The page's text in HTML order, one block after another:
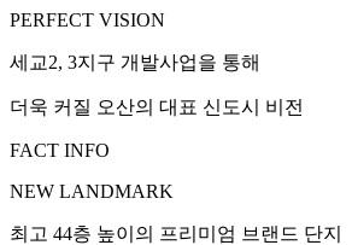
PERFECT VISION
세교2, 3지구 개발사업을 통해
더욱 커질 오산의 대표 신도시 비전
FACT INFO
NEW LANDMARK
최고 44층 높이의 프리미엄 브랜드 단지